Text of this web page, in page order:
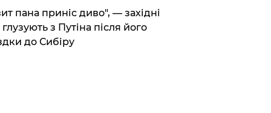
пана приніс диво", — західні
з Путіна після його
до Сибіру